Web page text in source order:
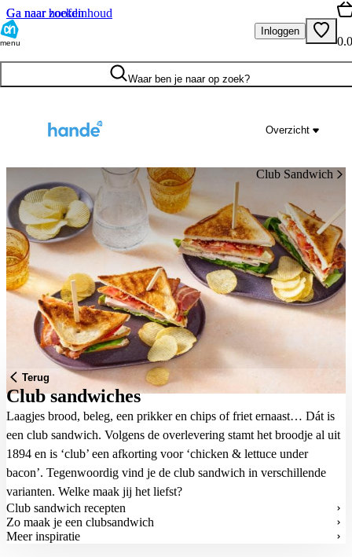
Ga naar hoofdinhoud
Ga naar zoeken
menu
Inloggen
Waar ben je naar op zoek?
Overzicht
Club Sandwich
Terug
Club sandwiches
Laagjes brood, beleg, een prikker en chips of friet ernaast… Dát is
een club sandwich. Volgens de overlevering stamt het broodje al uit
1894 en is ‘club’ een afkorting voor ‘chicken & lettuce under
bacon’. Tegenwoordig vind je de club sandwich in verschillende
varianten. Welke maak jij het liefst?
Club sandwich recepten
Zo maak je een clubsandwich
Meer inspiratie